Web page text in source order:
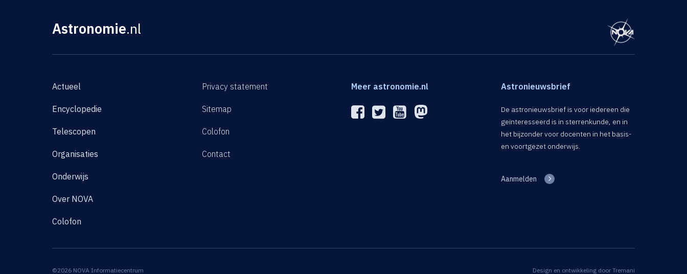
Astronomie.nl
Actueel
Encyclopedie
Telescopen
Organisaties
Onderwijs
Over NOVA
Colofon
Privacy statement
Sitemap
Colofon
Contact
Meer astronomie.nl Astronieuwsbrief
De astronieuwsbrief is voor iedereen die
geïnteresseerd is in sterrenkunde, en in
het bijzonder voor docenten in het basis-
en voortgezet onderwijs.
Aanmelden
©2026 NOVA Informatiecentrum Design en ontwikkeling door Tremani